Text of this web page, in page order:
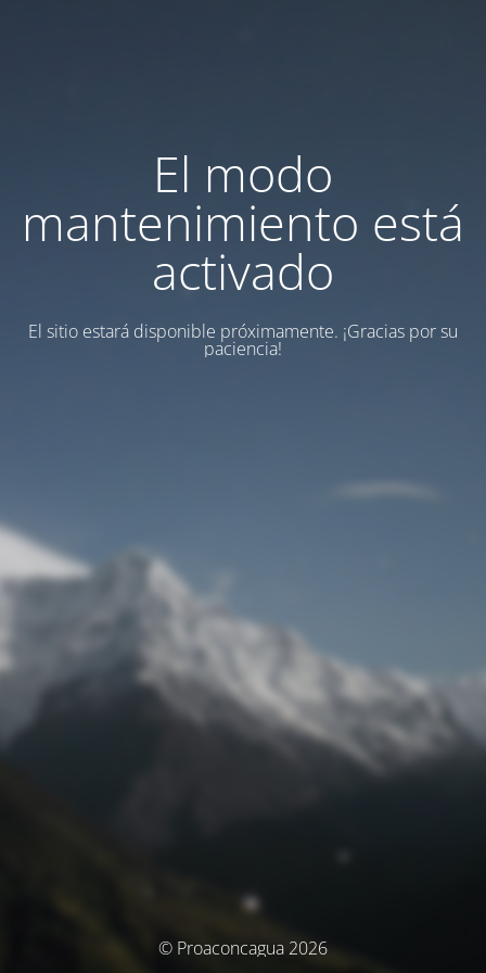
El modo
mantenimiento está
activado
El sitio estará disponible próximamente. ¡Gracias por su
paciencia!
© Proaconcagua 2026